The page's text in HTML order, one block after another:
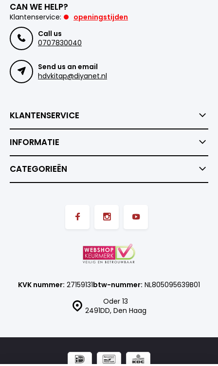
CAN WE HELP?
Klantenservice:
openingstijden
Call us
0707830040
Send us an email
hdvkitap@diyanet.nl
KLANTENSERVICE
INFORMATIE
CATEGORIEËN
Oder 13
2491DD, Den Haag
KVK nummer: 27159131btw-nummer: NL805095639B01